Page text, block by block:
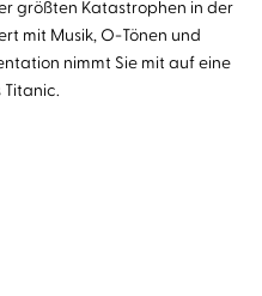
größten Katastrophen in der
mit Musik, O-Tönen und
nimmt Sie mit auf eine
Titanic.